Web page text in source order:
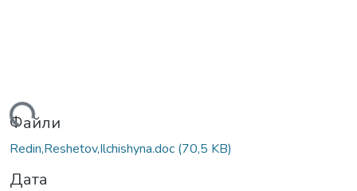
Файли
Redin,Reshetov,Ilchishyna.doc (70,5 KB)
Дата